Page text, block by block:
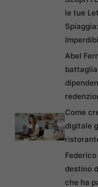
le tue
Abel
Come
digitale
destino
che ha